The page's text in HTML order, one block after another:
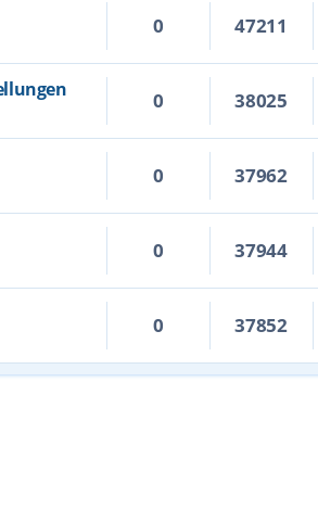
0 47211
0 38025
0 37962
0 37944
0 37852